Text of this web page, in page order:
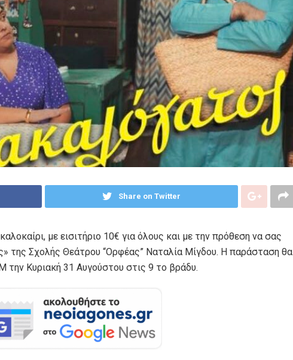
Share on Twitter
με εισιτήριο 10€ για όλους και με την πρόθεση να σας
της Σχολής Θεάτρου “Ορφέας” Ναταλία Μίγδου. Η παράσταση θα
την Κυριακή 31 Αυγούστου στις 9 το βράδυ.